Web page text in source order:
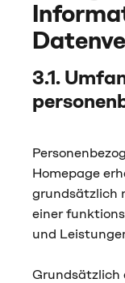
3.1.
Homepage
grundsätzlich
einer
und
Grundsätzlich